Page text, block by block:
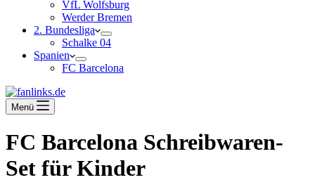
VfL Wolfsburg
Werder Bremen
2. Bundesliga
Schalke 04
Spanien
FC Barcelona
Menü
FC Barcelona Schreibwaren-
Set für Kinder